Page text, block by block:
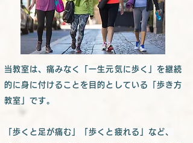
当教室は、痛みなく「一生元気に歩く」を継続
的に身に付けることを目的としている「歩き方
教室」です。
「歩くと足が痛む」「歩くと疲れる」など、